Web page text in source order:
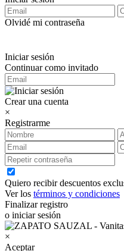
Olvidé mi contraseña
Iniciar sesión
Continuar como invitado
Crear una cuenta
×
Registrarme
Quiero recibir descuentos
Ver los términos y condiciones
Finalizar registro
o iniciar sesión
×
Aceptar